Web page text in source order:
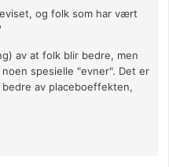
og folk som har vært
av at folk blir bedre, men
spesielle "evner". Det er
av placeboeffekten,